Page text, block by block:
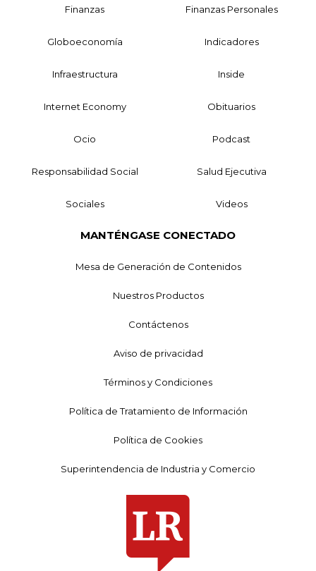
Finanzas Finanzas Personales
Globoeconomía Indicadores
Infraestructura Inside
Internet Economy Obituarios
Ocio Podcast
Responsabilidad Social Salud Ejecutiva
Sociales Videos
MANTÉNGASE CONECTADO
Mesa de Generación de Contenidos
Nuestros Productos
Contáctenos
Aviso de privacidad
Términos y Condiciones
Política de Tratamiento de Información
Política de Cookies
Superintendencia de Industria y Comercio